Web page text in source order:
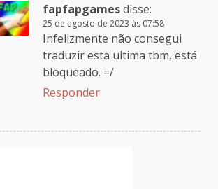
fapfapgamesdisse:
25 de agosto de 2023 às 07:58
Infelizmente não consegui
traduzir esta ultima tbm, está
bloqueado. =/
Responder